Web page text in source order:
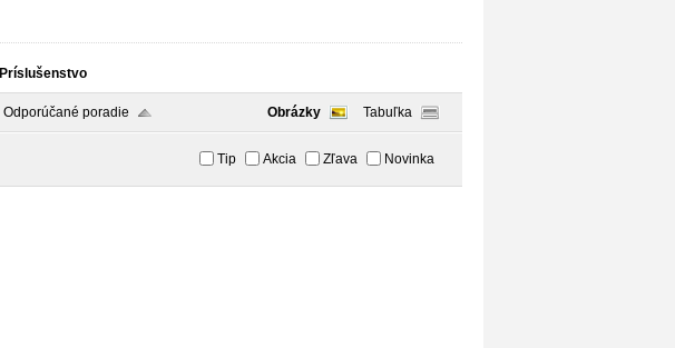
Príslušenstvo
Odporúčané poradie Obrázky Tabuľka
Tip Akcia Zľava Novinka